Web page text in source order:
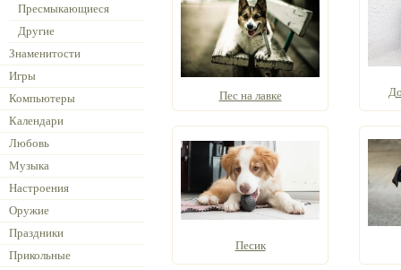
Пресмыкающиеся
Другие
Знаменитости
Игры
Компьютеры
Календари
Любовь
Музыка
Настроения
Оружие
Праздники
Прикольные
Пес на лавке
Песик